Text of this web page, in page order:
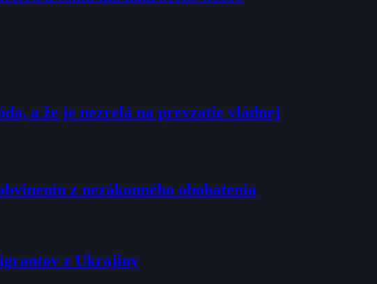
a že je nezrelá na prevzatie vládnej
z nezákonného obohatenia
z Ukrajiny